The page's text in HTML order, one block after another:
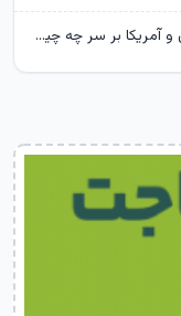
تنگه هرمز در آستانه یک معامله بزرگ؛ ایران و آمریکا بر سر چه چیزی چانه می‌زنند؟